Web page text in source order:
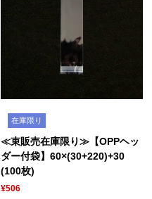
在庫限り
≪束販売在庫限り≫【OPPヘッ
ダー付袋】60×(30+220)+30
(100枚)
¥506